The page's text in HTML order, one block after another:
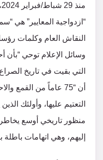
“ازدواجية المعايير” هي
النقاش العام وكلمات
التي بقيت في تاريخ
أن “75 عاماً من القمع
التعتيم عليها، وأولئك
منظور تاريخي أوسع
إليهم، وهي اتهامات